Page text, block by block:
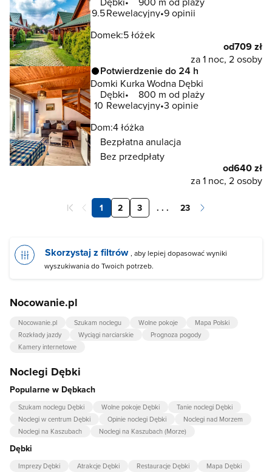
9.5Rewelacyjny 9 opinii
Domek:5 łóżek
od709 zł
za 1 noc, 2 osoby
Potwierdzenie do 24 h
Domki Kurka Wodna Dębki
Dębki
800 m od plaży
10 Rewelacyjny 3 opinie
Dom:4 łóżka
Bezpłatna anulacja
Bez przedpłaty
od640 zł
za 1 noc, 2 osoby
1 2 3 . . . 23
Skorzystaj z filtrów , aby lepiej dopasować wyniki
wyszukiwania do Twoich potrzeb.
Nocowanie.pl
Nocowanie.pl Szukam noclegu Wolne pokoje
Mapa Polski
Rozkłady jazdy
Wyciągi narciarskie
Prognoza pogody
Kamery internetowe
Noclegi Dębki
Popularne w Dębkach
Szukam noclegu Dębki Wolne pokoje Dębki
Tanie noclegi Dębki
Noclegi w centrum Dębki
Opinie noclegi Dębki
Noclegi nad Morzem
Noclegi na Kaszubach
Noclegi na Kaszubach (Morze)
Dębki
Imprezy Dębki Atrakcje Dębki Restauracje Dębki
Mapa Dębki